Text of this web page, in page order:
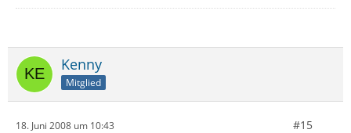
Kenny
Mitglied
18. Juni 2008 um 10:43 #15